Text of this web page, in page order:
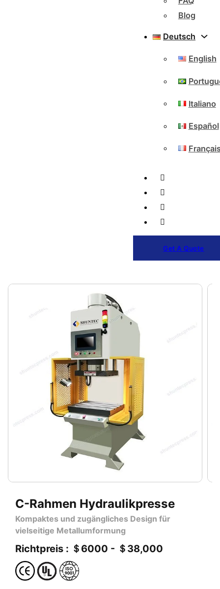
Blog
Deutsch
English
Italiano
Español
Get A Quote
C-Rahmen Hydraulikpresse
Kompaktes und zugängliches Design für
vielseitige Metallumformung
Richtpreis : ＄6000 - ＄38,000